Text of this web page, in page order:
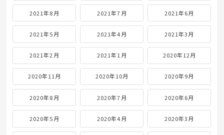
2021年8月 2021年7月 2021年6月
2021年5月 2021年4月 2021年3月
2021年2月 2021年1月 2020年12月
2020年11月 2020年10月 2020年9月
2020年8月 2020年7月 2020年6月
2020年5月 2020年4月 2020年3月